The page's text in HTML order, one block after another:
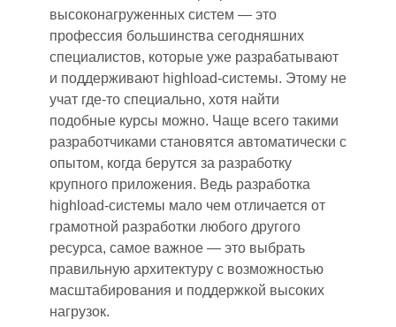
высоконагруженных систем — это
профессия большинства сегодняшних
специалистов, которые уже разрабатывают
и поддерживают highload-системы. Этому не
учат где-то специально, хотя найти
подобные курсы можно. Чаще всего такими
разработчиками становятся автоматически с
опытом, когда берутся за разработку
крупного приложения. Ведь разработка
highload-системы мало чем отличается от
грамотной разработки любого другого
ресурса, самое важное — это выбрать
правильную архитектуру с возможностью
масштабирования и поддержкой высоких
нагрузок.